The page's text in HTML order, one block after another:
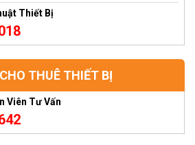
Thiết Bị
THUÊ THIẾT BỊ
Viên Tư Vấn